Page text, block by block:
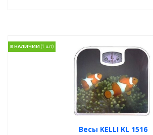
Весы KELLI KL 1516
В НАЛИЧИИ